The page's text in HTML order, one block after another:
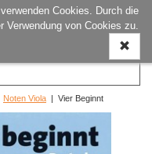
Cookies. Durch die
Verwendung von Cookies zu.
ein-/
Noten Viola | Vier Beginnt